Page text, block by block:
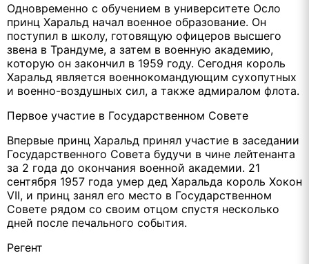
Одновременно с обучением в университете Осло
принц Харальд начал военное образование. Он
поступил в школу, готовящую офицеров высшего
звена в Трандуме, а затем в военную академию,
которую он закончил в 1959 году. Сегодня король
Харальд является военнокомандующим сухопутных
и военно-воздушных сил, а также адмиралом флота.
Первое участие в Государственном Совете
Впервые принц Харальд принял участие в заседании
Государственного Совета будучи в чине лейтенанта
за 2 года до окончания военной академии. 21
сентября 1957 года умер дед Харальда король Хокон
VII, и принц занял его место в Государственном
Совете рядом со своим отцом спустя несколько
дней после печального события.
Регент